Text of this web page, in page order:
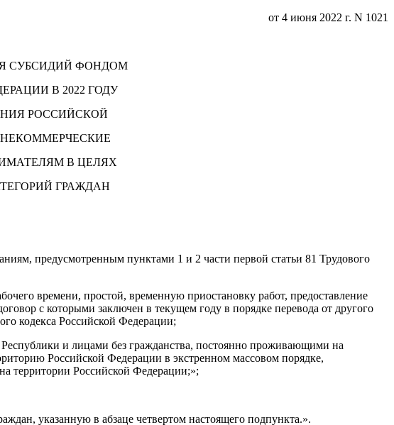
от 4 июня 2022 г. N 1021
СУБСИДИЙ ФОНДОМ
В 2022 ГОДУ
РОССИЙСКОЙ
В ЦЕЛЯХ
ГРАЖДАН
предусмотренным пунктами 1 и 2 части первой статьи 81 Трудового
времени, простой, временную приостановку работ, предоставление
с которыми заключен в текущем году в порядке перевода от другого
кодекса Российской Федерации;
и лицами без гражданства, постоянно проживающими на
Российской Федерации в экстренном массовом порядке,
территории Российской Федерации;»;
указанную в абзаце четвертом настоящего подпункта.».